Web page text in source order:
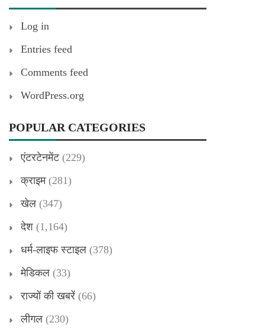
Log in
Entries feed
Comments feed
WordPress.org
POPULAR CATEGORIES
एंटरटेनमेंट(229)
क्राइम(281)
खेल (347)
देश (1,164)
धर्म-लाइफ स्टाइल (378)
मेडिकल (33)
राज्यों की खबरें (66)
लीगल (230)